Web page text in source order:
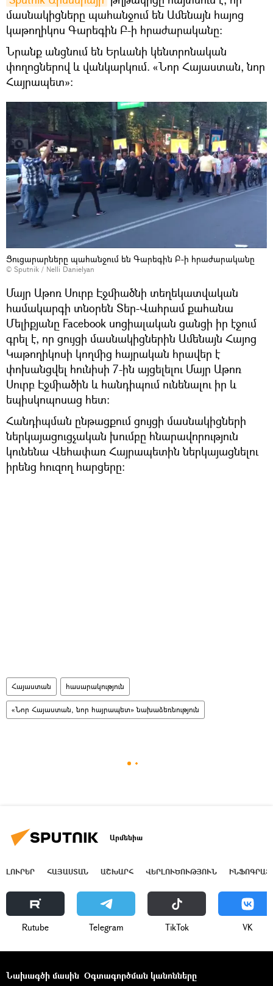
մասնակիցները պահանջում են Ամենայն հայոց
կաթողիկոս Գարեգին Բ-ի հրաժարականը։
Նրանք անցնում են Երևանի կենտրոնական
փողոցներով և վանկարկում. «Նոր Հայաստան, նոր
Հայրապետ»։
Ցուցարարները պահանջում են Գարեգին Բ-ի հրաժարականը
© Sputnik / Nelli Danielyan
Մայր Աթոռ Սուրբ Էջմիածնի տեղեկատվական
համակարգի տնօրեն Տեր-Վահրամ քահանա
Մելիքյանը Facebook սոցիալական ցանցի իր էջում
գրել է, որ ցույցի մասնակիցներին Ամենայն Հայոց
Կաթողիկոսի կողմից հայրական հրավեր է
փոխանցվել հունիսի 7-ին այցելելու Մայր Աթոռ
Սուրբ Էջմիածին և հանդիպում ունենալու իր և
եպիսկոպոսաց հետ։
Հանդիպման ընթացքում ցույցի մասնակիցների
ներկայացուցչական խումբը հնարավորություն
կունենա Վեհափառ Հայրապետին ներկայացնելու
իրենց հուզող հարցերը։
Հայաստան հասարակություն
«Նոր Հայաստան, նոր հայրապետ» նախաձեռնություն
Արմենիա
ԼՈՒՐԵՐ ՀԱՅԱՍՏԱՆ ԱՇԽԱՐՀ ՎԵՐԼՈՒԾՈՒԹՅՈՒՆ
Rutube Telegram ТikТоk VK
Նախագծի մասին Օգտագործման կանոնները